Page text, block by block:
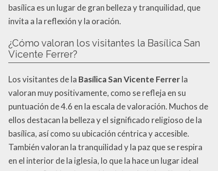
basílica es un lugar de gran belleza y tranquilidad, que
invita a la reflexión y la oración.
¿Cómo valoran los visitantes la Basílica San
Vicente Ferrer?
Los visitantes de la Basílica San Vicente Ferrerla
valoran muy positivamente, como se refleja en su
puntuación de 4.6 en la escala de valoración. Muchos de
ellos destacan la belleza y el significado religioso de la
basílica, así como su ubicación céntrica y accesible.
También valoran la tranquilidad y la paz que se respira
en el interior de la iglesia, lo que la hace un lugar ideal